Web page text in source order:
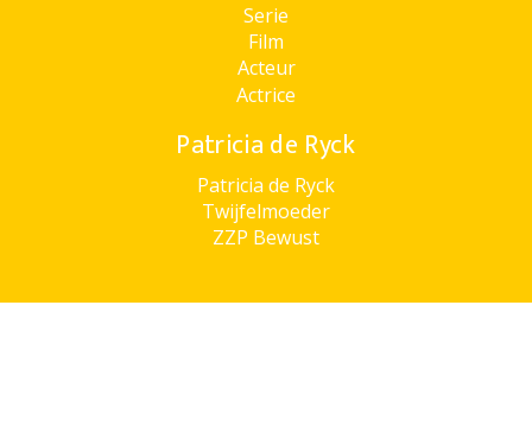
Serie
Film
Acteur
Actrice
Patricia de Ryck
Patricia de Ryck
Twijfelmoeder
ZZP Bewust